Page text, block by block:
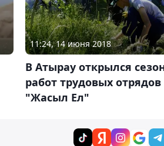
11:24, 14 июня 2018
В Атырау открылся
работ трудовых отрядов
"Жасыл Ел"